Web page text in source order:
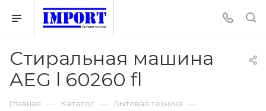
Стиральная машина
AEG l 60260 fl
Главная — Каталог — Бытовая техника —